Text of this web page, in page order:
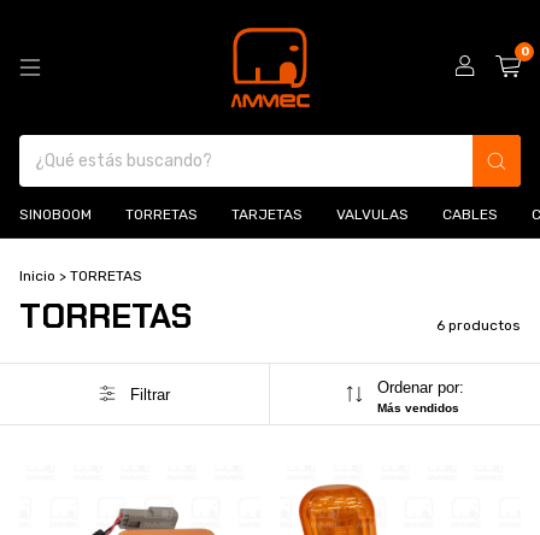
0
SINOBOOM TORRETAS TARJETAS VALVULAS CABLES
Inicio > TORRETAS
TORRETAS 6 productos
Filtrar Ordenar por:
Más vendidos